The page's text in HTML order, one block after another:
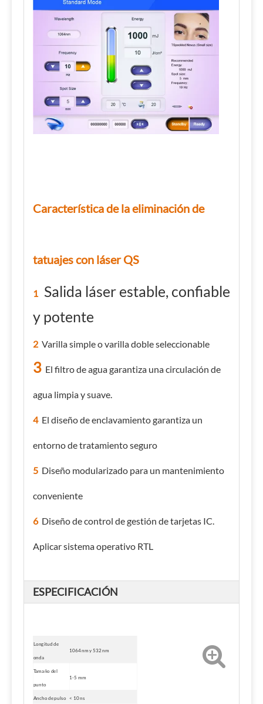
Característica de la eliminación de
tatuajes con láser QS
1 Salida láser estable, confiable
y potente
2 Varilla simple o varilla doble seleccionable
3 El filtro de agua garantiza una circulación de
agua limpia y suave.
4 El diseño de enclavamiento garantiza un
entorno de tratamiento seguro
5 Diseño modularizado para un mantenimiento
conveniente
6Diseño de control de gestión de tarjetas IC.
Aplicar sistema operativo RTL
ESPECIFICACIÓN
Longitud de
onda
1064 nm y 532 nm
Tamaño del
punto
1-5 mm
Ancho de pulso < 10 ns